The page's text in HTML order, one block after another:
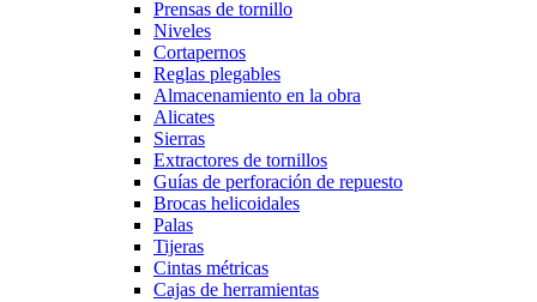
Prensas de tornillo
Niveles
Cortapernos
Reglas plegables
Almacenamiento en la obra
Alicates
Sierras
Extractores de tornillos
Guías de perforación de repuesto
Brocas helicoidales
Palas
Tijeras
Cintas métricas
Cajas de herramientas